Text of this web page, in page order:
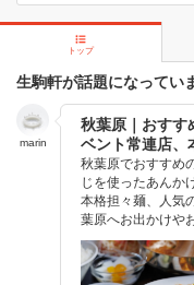
トップ
生駒軒が話題になってい
marin
秋葉原｜おすす
ベント常連店、
秋葉原でおすすめ
じを使ったあんか
本格担々麺、人気
葉原へお出かけや